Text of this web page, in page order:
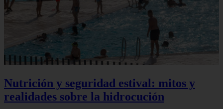
Nutrición y seguridad estival: mitos y
realidades sobre la hidrocución